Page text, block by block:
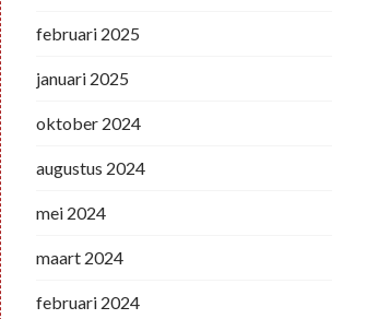
februari 2025
januari 2025
oktober 2024
augustus 2024
mei 2024
maart 2024
februari 2024